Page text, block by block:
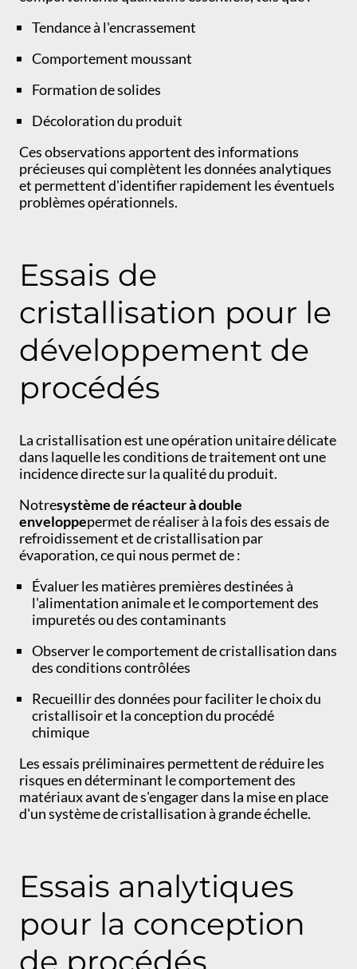
Tendance à l'encrassement
Comportement moussant
Formation de solides
Décoloration du produit
Ces observations apportent des informations
précieuses qui complètent les données analytiques
et permettent d'identifier rapidement les éventuels
problèmes opérationnels.
Essais de
cristallisation pour le
développement de
procédés
La cristallisation est une opération unitaire délicate
dans laquelle les conditions de traitement ont une
incidence directe sur la qualité du produit.
Notresystème de réacteur à double
enveloppepermet de réaliser à la fois des essais de
refroidissement et de cristallisation par
évaporation, ce qui nous permet de :
Évaluer les matières premières destinées à
l'alimentation animale et le comportement des
impuretés ou des contaminants
Observer le comportement de cristallisation dans
des conditions contrôlées
Recueillir des données pour faciliter le choix du
cristallisoir et la conception du procédé
chimique
Les essais préliminaires permettent de réduire les
risques en déterminant le comportement des
matériaux avant de s'engager dans la mise en place
d'un système de cristallisation à grande échelle.
Essais analytiques
pour la conception
de procédés